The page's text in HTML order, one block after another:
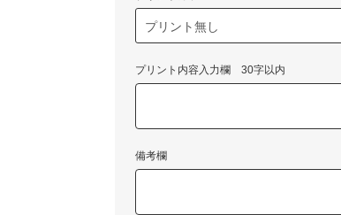
プリント内容入力欄 30字以内
備考欄